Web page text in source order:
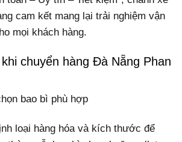
cam kết mang lại trải nghiệm vận
mọi khách hàng.
chuyển hàng Đà Nẵng Phan
bao bì phù hợp
loại hàng hóa và kích thước để